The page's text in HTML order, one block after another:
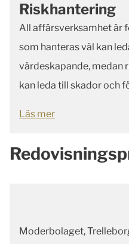
Riskhantering
All affärsverksamhet är
som hanteras väl kan
värdeskapande, medan
kan leda till skador och
Läs mer
Moderbolaget,